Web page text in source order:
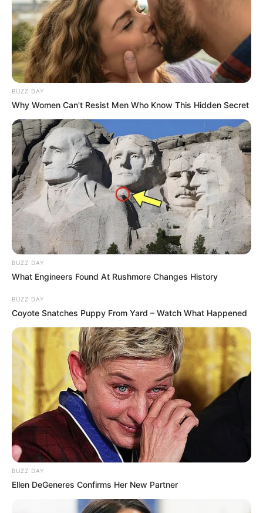
BUZZ DAY
Why Women Can't Resist Men Who Know This Hidden Secret
BUZZ DAY
What Engineers Found At Rushmore Changes History
BUZZ DAY
Coyote Snatches Puppy From Yard – Watch What Happened
BUZZ DAY
Ellen DeGeneres Confirms Her New Partner